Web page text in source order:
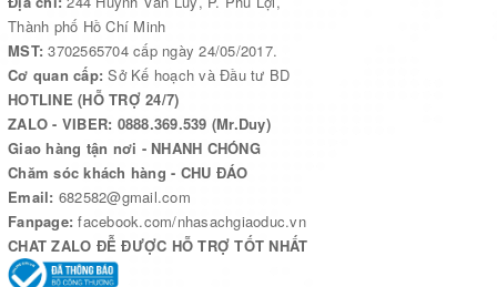
Thành phố Hồ Chí Minh
MST:3702565704 cấp ngày 24/05/2017.
Cơ quan cấp:Sở Kế hoạch và Đầu tư BD
HOTLINE (HỖ TRỢ 24/7)
ZALO - VIBER: 0888.369.539 (Mr.Duy)
Giao hàng tận nơi - NHANH CHÓNG
Chăm sóc khách hàng - CHU ĐÁO
Email: 682582@gmail.com
Fanpage:facebook.com/nhasachgiaoduc.vn
CHAT ZALO ĐỄ ĐƯỢC HỖ TRỢ TỐT NHẤT